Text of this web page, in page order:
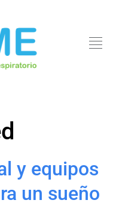
y equipos
un sueño